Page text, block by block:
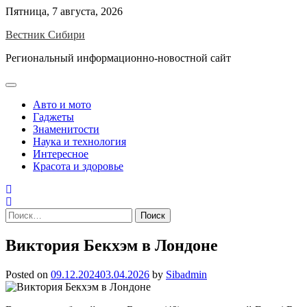
Skip
content
Пятница, 7 августа, 2026
Вестник Сибири
Региональный информационно-новостной сайт
Авто и мото
Гаджеты
Знаменитости
Наука и технология
Интересное
Красота и здоровье
Найти:
Виктория Бекхэм в Лондоне
Posted on 09.12.202403.04.2026 by Sibadmin